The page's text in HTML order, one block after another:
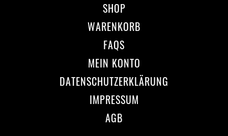
SHOP
WARENKORB
FAQS
MEIN KONTO
DATENSCHUTZERKLÄRUNG
IMPRESSUM
AGB